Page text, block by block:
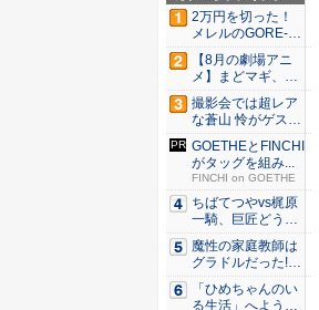
2万円を切った！
メレルのGORE-T
E...
【8月の劇場アニ
メ】まどマギ、13
年ぶり...
撮影会では超レア
な蒼山 怜がゲスト
登場！...
GOETHEとFINCHI
がタッグを組み...
FINCHI on GOETHE
ちばてつやvs梶原
一騎、巨匠どうし
のガチ...
魔性の家庭教師は
グラドルだった!?
村雨...
「ひめちゃんのい
る生活」へようこ